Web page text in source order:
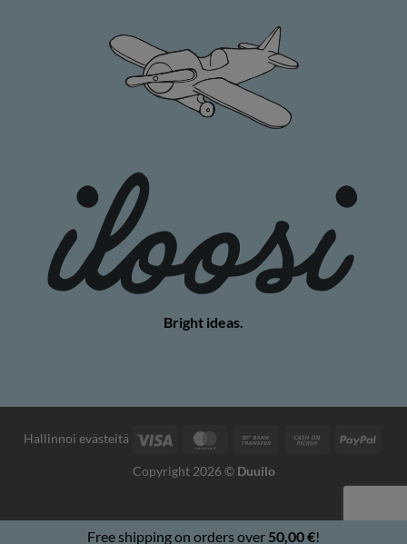
Bright ideas.
Hallinnoi evästeitä Visa MasterCardBank
Cash
Copyright 2026 © Duuilo
Free shipping on orders over 50,00€!